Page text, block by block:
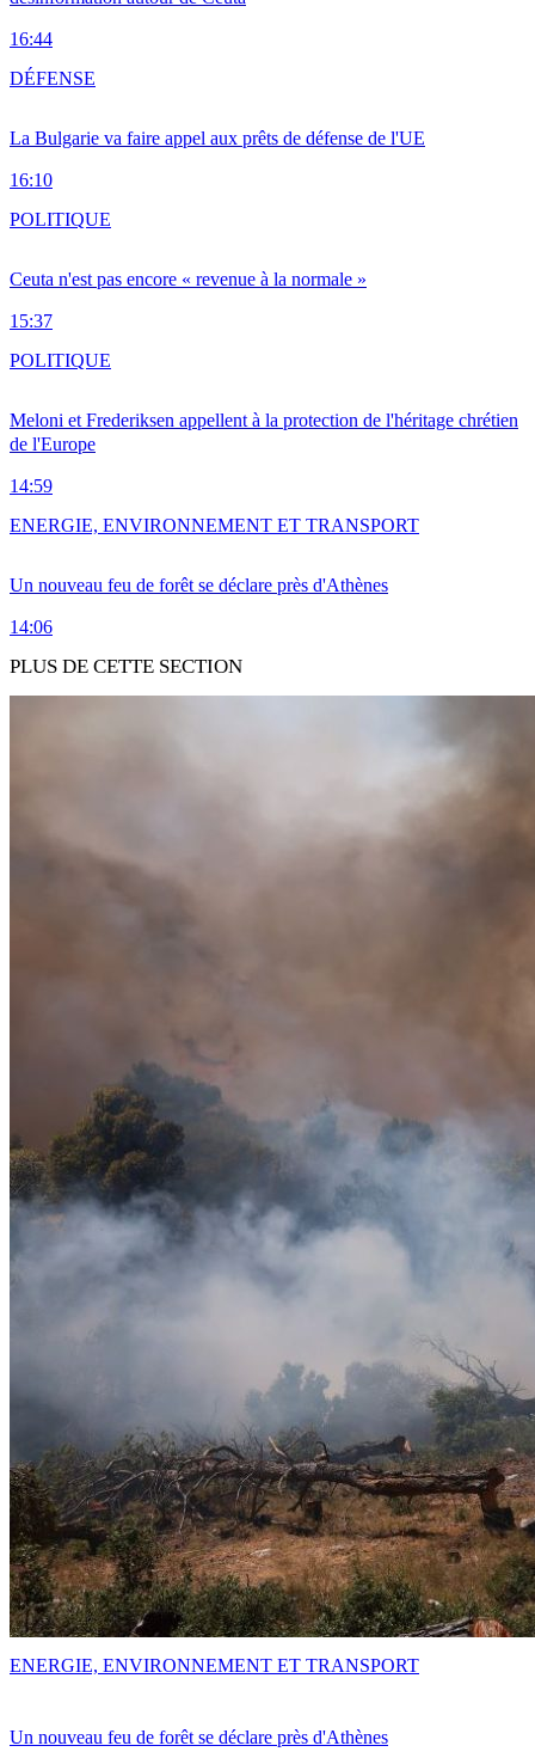
16:44
La Bulgarie va faire appel aux prêts de défense de l'UE
16:10
DÉFENSE
Ceuta n'est pas encore « revenue à la normale »
15:37
POLITIQUE
Meloni et Frederiksen appellent à la protection de l'héritage chrétien
de l'Europe
14:59
POLITIQUE
Un nouveau feu de forêt se déclare près d'Athènes
14:06
ENERGIE, ENVIRONNEMENT ET TRANSPORT
PLUS DE CETTE SECTION
Un nouveau feu de forêt se déclare près d'Athènes
ENERGIE, ENVIRONNEMENT ET TRANSPORT